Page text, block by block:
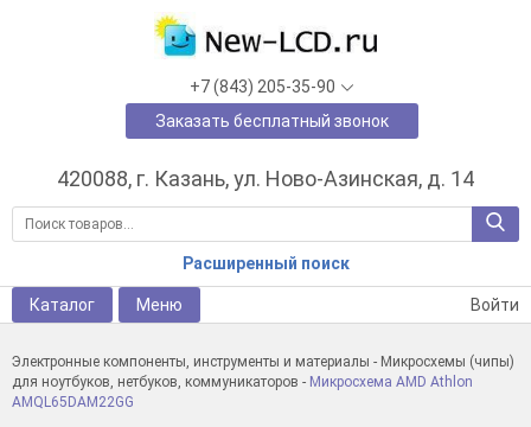
420088, г. Казань, ул. Ново-Азинская, д. 14
Расширенный поиск
+7 (843) 205-35-90
Заказать бесплатный звонок
Каталог Меню Войти
Электронные компоненты, инструменты и материалы - Микросхемы (чипы)
для ноутбуков, нетбуков, коммуникаторов - Микросхема AMD Athlon
AMQL65DAM22GG